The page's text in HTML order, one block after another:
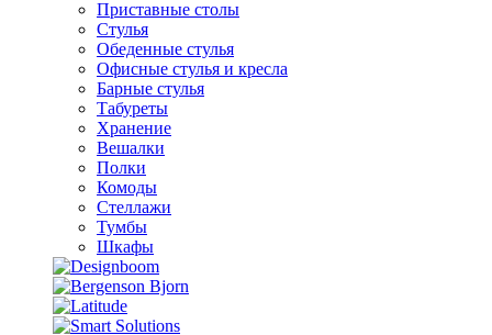
Приставные столы
Стулья
Обеденные стулья
Офисные стулья и кресла
Барные стулья
Табуреты
Хранение
Вешалки
Полки
Комоды
Стеллажи
Тумбы
Шкафы